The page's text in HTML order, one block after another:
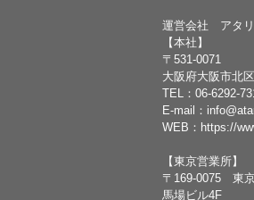
運営会社 アタ
【本社】
〒531-0071
大阪府大阪市北
TEL： 06-6292-
E-mail：
WEB： https://
【東京営業所】
〒169-0075 東
馬場ビル4F